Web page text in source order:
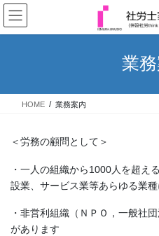
コ
ン
テ
ス
ナ
ビ
ゲ
ン
業
HOME 業務案内
＜労務の顧問として＞
・一人の組織から1000人を超え
設業、サービス業等あらゆる業
・非営利組織（ＮＰＯ，一般社
があります